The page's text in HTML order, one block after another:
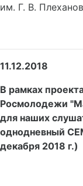
им. Г. В.
11.12.2018
В рамках
Росмолодежи
для наших
однодневный
декабря 2018 г.)